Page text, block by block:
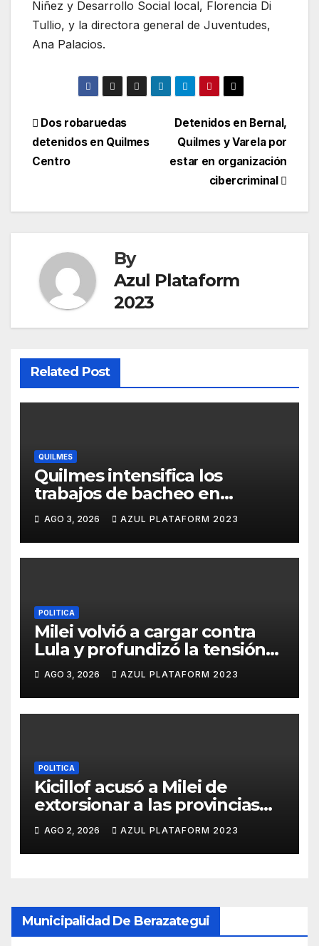
Niñez y Desarrollo Social local, Florencia Di
Tullio, y la directora general de Juventudes,
Ana Palacios.
Detenidos en Bernal,
Quilmes y Varela por
estar en organización
cibercriminal
Dos robaruedas
detenidos en Quilmes
Centro
By
Azul Plataform
2023
Related Post
QUILMES
Quilmes intensifica los
trabajos de bacheo en
distintos barrios
AGO 3, 2026 AZUL PLATAFORM 2023
POLITICA
Milei volvió a cargar contra
Lula y profundizó la tensión
con Brasil
AGO 3, 2026 AZUL PLATAFORM 2023
POLITICA
Kicillof acusó a Milei de
extorsionar a las provincias
para lograr su reelección
AGO 2, 2026 AZUL PLATAFORM 2023
Municipalidad De Berazategui